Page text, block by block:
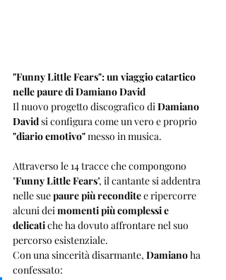
"Funny Little Fears": un viaggio catartico
nelle paure di Damiano David
Il nuovo progetto discografico di Damiano
David si configura come un vero e proprio
"diario emotivo" messo in musica.
Attraverso le 14 tracce che compongono
"Funny Little Fears", il cantante si addentra
nelle sue paure più recondite e ripercorre
alcuni dei momenti più complessi e
delicati che ha dovuto affrontare nel suo
percorso esistenziale.
Con una sincerità disarmante, Damiano ha
confessato: